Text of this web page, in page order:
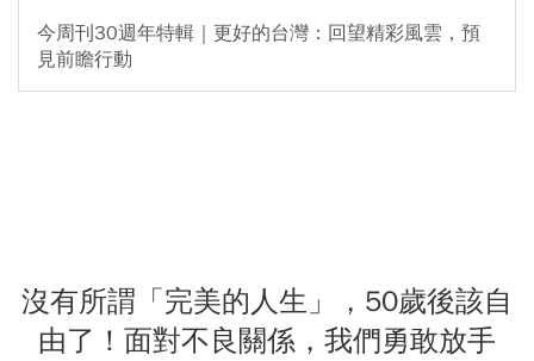
今周刊30週年特輯｜更好的台灣：回望精彩風雲，預
見前瞻行動
沒有所謂「完美的人生」，50歲後該自
由了！面對不良關係，我們勇敢放手